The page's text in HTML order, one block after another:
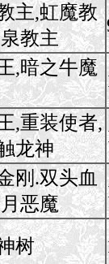
主,虹魔教
教主
,暗之牛魔
,重装使者,
龙神
刚.双头血
恶魔
树